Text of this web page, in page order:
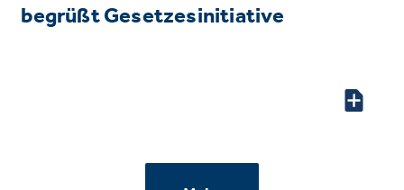
begrüßt Gesetzesinitiative